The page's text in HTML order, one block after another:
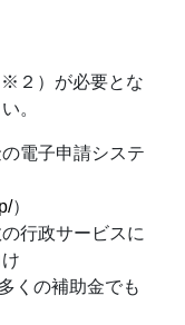
※２）が必要とな
。
電子申請システ
）
行政サービスに
の補助金でも